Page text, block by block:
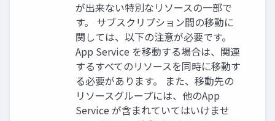
が出来ない特別なリソースの一部で
す。 サブスクリプション間の移動に
関しては、以下の注意が必要です。
App Service を移動する場合は、関連
するすべてのリソースを同時に移動す
る必要があります。 また、移動先の
リソースグループには、他のApp
Service が含まれていてはいけませ